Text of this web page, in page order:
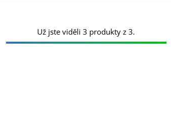
Už jste viděli 3 produkty z 3.